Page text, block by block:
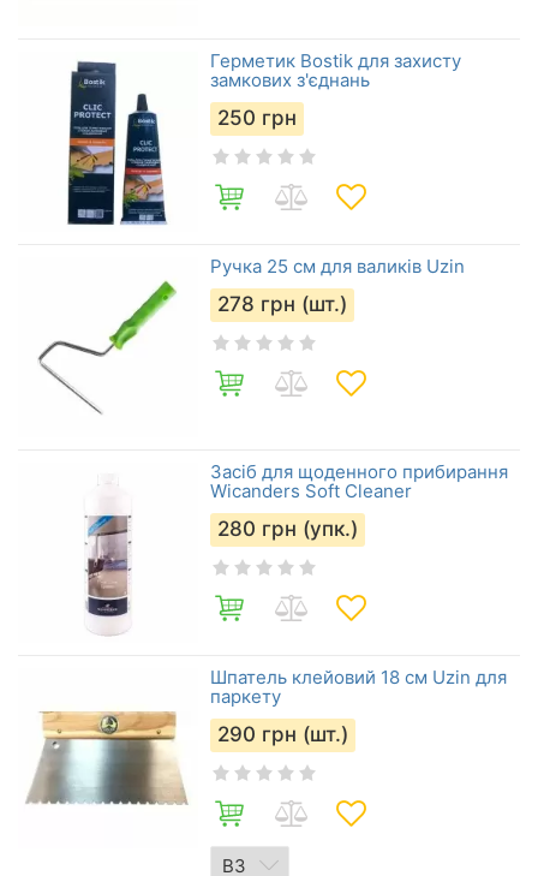
Герметик Bostik для захисту
замкових з'єднань
250 грн
Ручка 25 см для валиків Uzin
278 грн (шт.)
Засіб для щоденного прибирання
Wicanders Soft Cleaner
280 грн (упк.)
Шпатель клейовий 18 см Uzin для
паркету
290 грн (шт.)